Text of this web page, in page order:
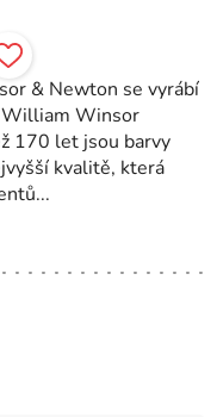
& Newton se vyrábí
William Winsor
170 let jsou barvy
kvalitě, která